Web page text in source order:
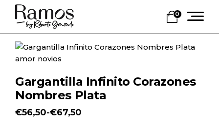
Skip
content
0
Gargantilla Infinito Corazones
Nombres Plata
€56,50-€67,50
Rango